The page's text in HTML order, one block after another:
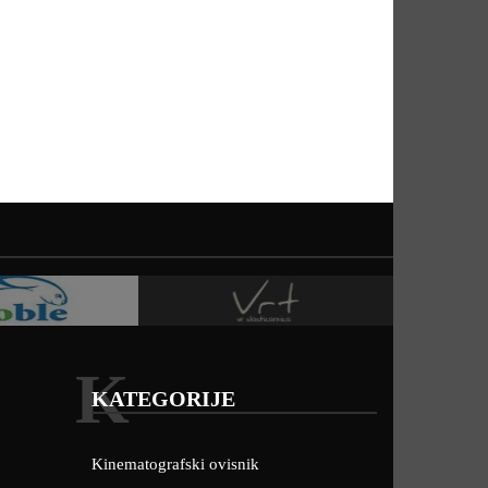
KATEGORIJE
K
Kinematografski ovisnik